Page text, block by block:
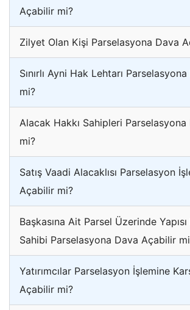
Açabilir mi?
Zilyet Olan Kişi Parselasyona Dava
Sınırlı Ayni Hak Lehtarı
mi?
Alacak Hakkı Sahipleri
mi?
Satış Vaadi Alacaklısı Parselasyon
Açabilir mi?
Başkasına Ait Parsel Üzerinde Yapısı
Sahibi Parselasyona Dava Açabilir
Yatırımcılar Parselasyon İşlemine
Açabilir mi?